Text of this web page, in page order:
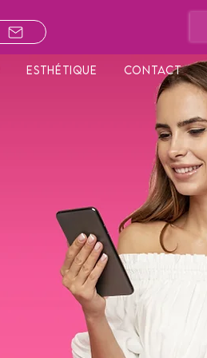
Esthétique Contact